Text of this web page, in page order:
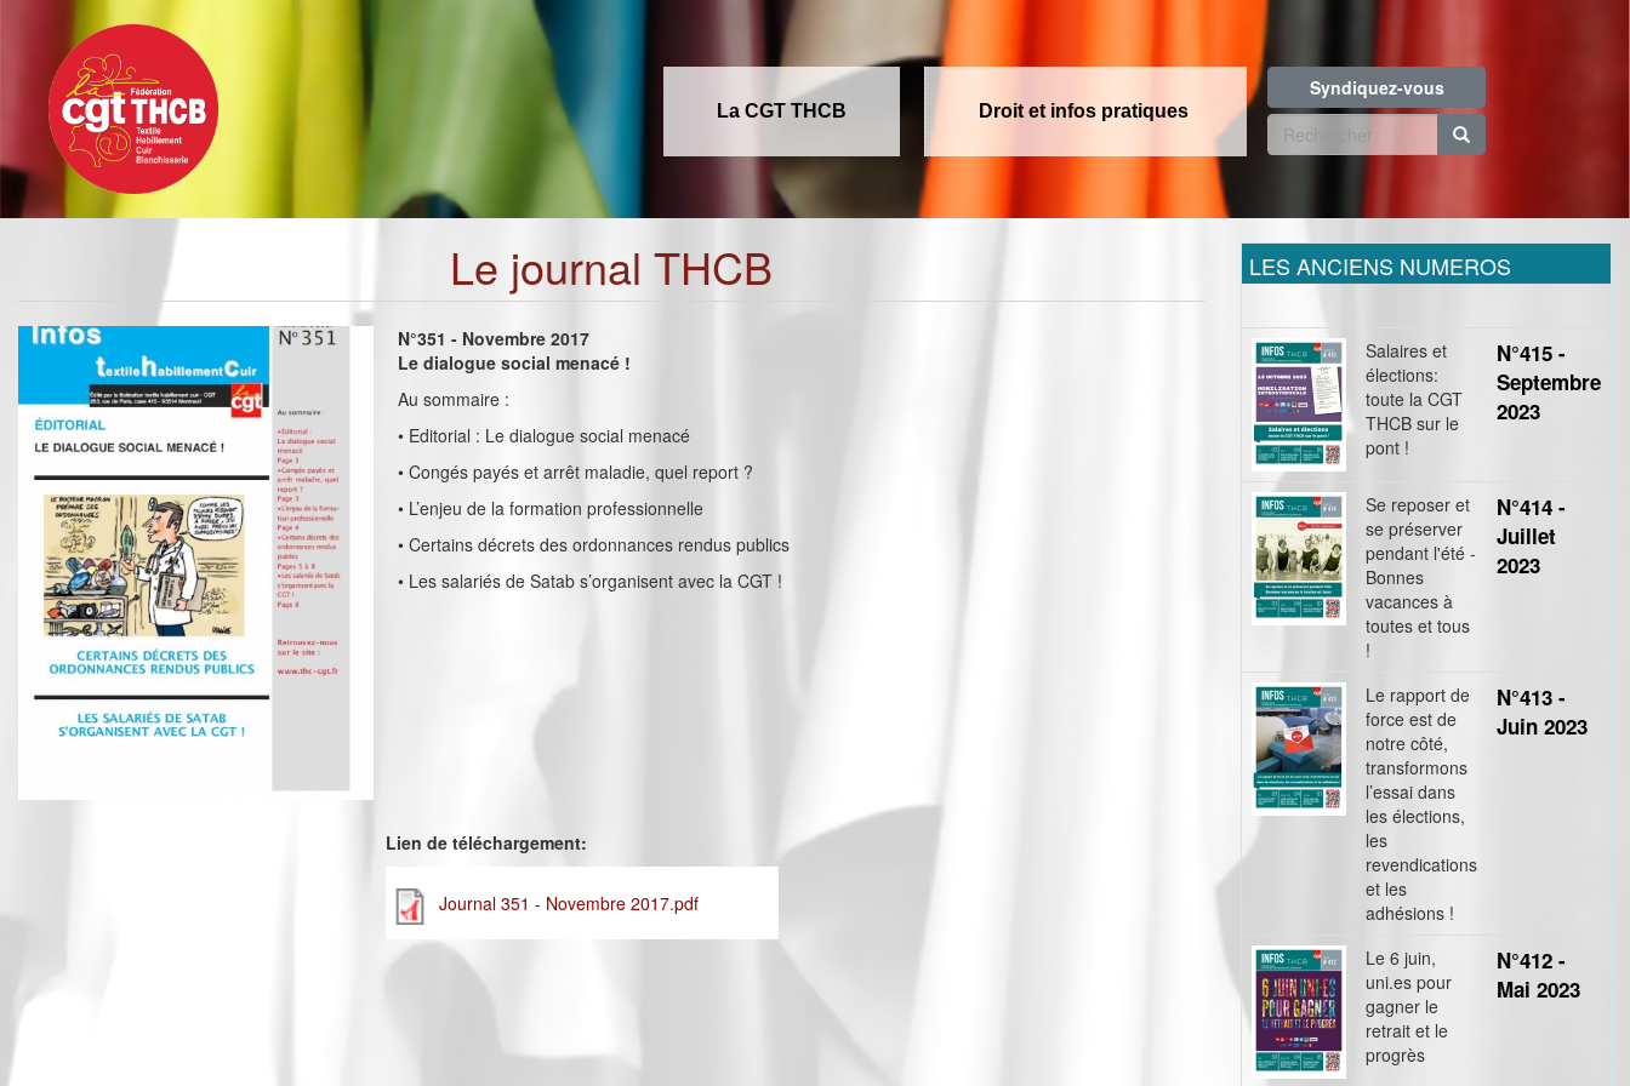
contenu
principal
La CGT THCB Droit et infos pratiques
Syndiquez-vous
Formulaire
recherche
Le journal THCB
N°351 - Novembre 2017
Le dialogue social menacé !
Au sommaire :
• Editorial : Le dialogue social menacé
• Congés payés et arrêt maladie, quel report ?
• L’enjeu de la formation professionnelle
• Certains décrets des ordonnances rendus publics
• Les salariés de Satab s’organisent avec la CGT !
Lien de téléchargement:
Journal 351 - Novembre 2017.pdf
LES ANCIENS NUMEROS
Salaires et
élections:
toute la CGT
THCB sur le
pont !
N°415 -
Septembre
2023
Se reposer et
se préserver
pendant l'été -
Bonnes
vacances à
toutes et tous
!
N°414 -
Juillet
2023
Le rapport de
force est de
notre côté,
transformons
l’essai dans
les élections,
les
revendications
et les
adhésions !
N°413 -
Juin 2023
Le 6 juin,
uni.es pour
gagner le
retrait et le
progrès
N°412 -
Mai 2023